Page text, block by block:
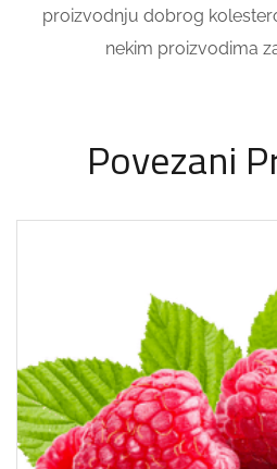
proizvodnju dobrog
nekim proizvodima
Povezani